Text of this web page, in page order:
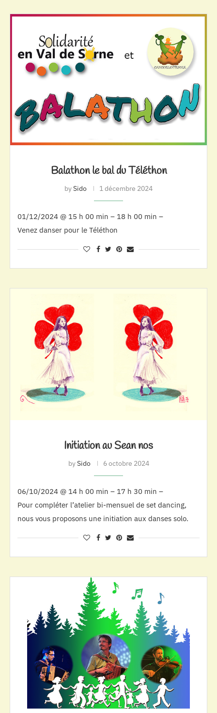
Balathon le bal du Téléthon
bySido 1 décembre 2024
01/12/2024 @ 15 h 00 min – 18 h 00 min –
Venez danser pour le Téléthon
Initiation au Sean nos
bySido 6 octobre 2024
06/10/2024 @ 14 h 00 min – 17 h 30 min –
Pour compléter l’atelier bi-mensuel de set dancing,
nous vous proposons une initiation aux danses solo.